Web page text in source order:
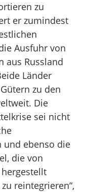
zu
er zumindest
Ausfuhr von
aus Russland
Länder
zu den
Die
sei nicht
ebenso die
die von
reintegrieren“,